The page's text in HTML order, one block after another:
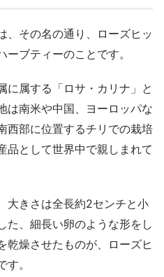
、その名の通り、ローズヒッ
ブティーのことです。
に属する「ロサ・カリナ」と
は南米や中国、ヨーロッパな
西部に位置するチリでの栽培
品として世界中で親しまれて
大きさは全長約2センチと小
た、細長い卵のような形をし
乾燥させたものが、ローズヒ
。